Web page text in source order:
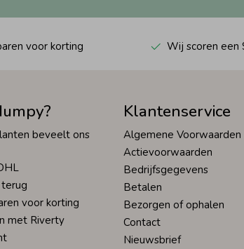
voor korting Wij scoren een
beveelt ons
voor korting
met Riverty
Klantenservice
Algemene Voorwaarden
Actievoorwaarden
Bedrijfsgegevens
Betalen
Bezorgen of ophalen
Contact
Nieuwsbrief